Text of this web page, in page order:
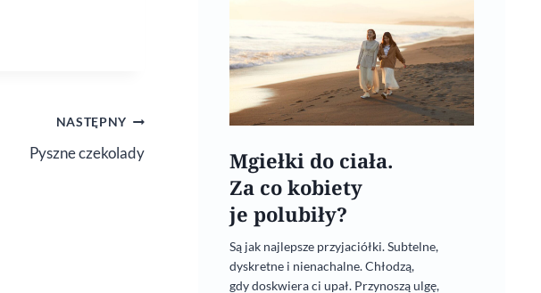
NASTĘPNY
Pyszne czekolady
Mgiełki do ciała.
Za co kobiety
je polubiły?
Są jak najlepsze przyjaciółki. Subtelne,
dyskretne i nienachalne. Chłodzą,
gdy doskwiera ci upał. Przynoszą ulgę,